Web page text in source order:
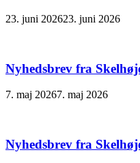
23. juni 202623. juni 2026
Nyhedsbrev fra
7. maj 20267. maj 2026
Nyhedsbrev fra